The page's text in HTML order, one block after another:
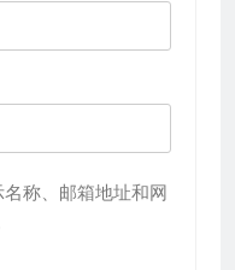
称、邮箱地址和网